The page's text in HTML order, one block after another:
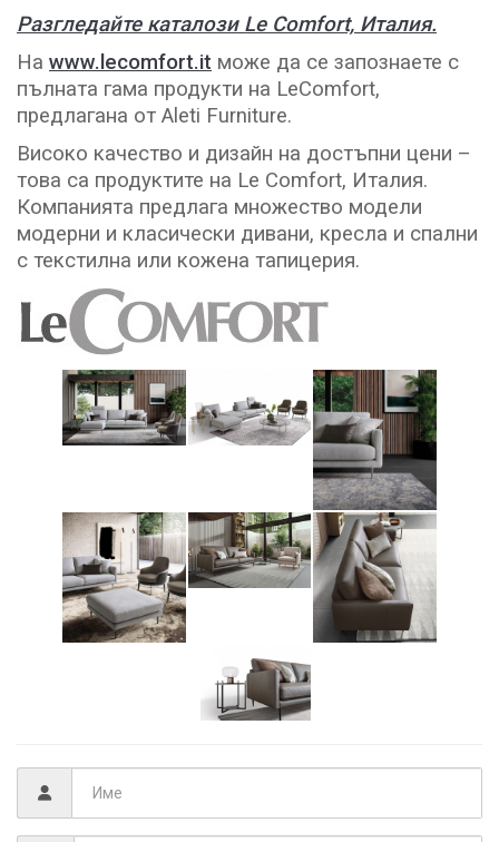
Разгледайте каталози Le Comfort, Италия.
На www.lecomfort.it може да се запознаете с
пълната гама продукти на LeComfort,
предлагана от Aleti Furniture.
Високо качество и дизайн на достъпни цени –
това са продуктите на Le Comfort, Италия.
Компанията предлага множество модели
модерни и класически дивани, кресла и спални
с текстилна или кожена тапицерия.